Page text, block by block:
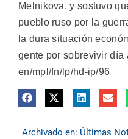
Melnikova, y sostuvo
pueblo ruso por la
la dura situación
gente por sobrevivir día
en/mpl/fn/lp/hd-ip/96
Archivado en: Últimas